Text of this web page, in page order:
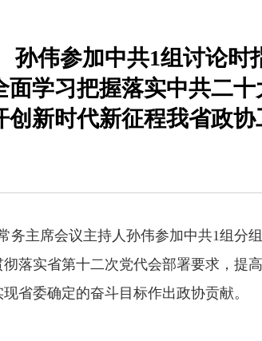
孙伟参加中共1组讨论时
面学习把握落实中共二十
创新时代新征程我省政
务主席会议主持人孙伟参加中共1组分
落实省第十二次党代会部署要求，提
省委确定的奋斗目标作出政协贡献。